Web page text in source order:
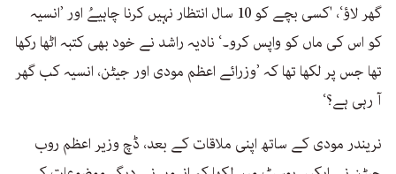
گھر لاؤ‘، 'کسی بچے کو 10 سال انتظار نہیں کرنا چاہیےُ اور ’انسیہ
کو اس کی ماں کو واپس کرو۔‘ نادیہ راشد نے خود بھی کتبہ اٹھا رکھا
تھا جس پر لکھا تھا کہ ’وزرائے اعظم مودی اور جیٹن، انسیہ کب گھر
آ رہی ہے؟‘
نریندر مودی کے ساتھ اپنی ملاقات کے بعد، ڈچ وزیر اعظم روب